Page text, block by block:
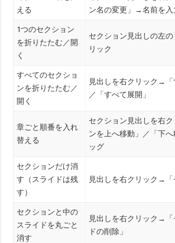
える
ン名の変更」→名前を入
1つのセクション
を折りたたむ／開
く
セクション見出しの左
リック
すべてのセクショ
ンを折りたたむ／
開く
見出しを右クリック→「
／「すべて展開」
章ごと順番を入れ
替える
セクション見出しを右
ンを上へ移動」／「下
ッグ
セクションだけ消
す（スライドは残
す）
見出しを右クリック→「
セクションと中の
スライドを丸ごと
消す
見出しを右クリック→「
ドの削除」